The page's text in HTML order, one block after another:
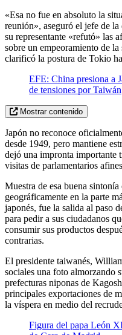
«Esa no fue en absoluto la
reunión», aseguró el jefe de
su representante «refutó» las
sobre un empeoramiento de
clarificó la postura de Tokio
EFE: China presiona a
de tensiones por Taiwán
Mostrar contenido
Japón no reconoce
desde 1949, pero mantiene
dejó una impronta importante
visitas de parlamentarios
Muestra de esa buena
geográficamente en la parte
japonés, fue la salida al paso
para pedir a sus ciudadanos
consumir sus productos
contrarias.
El presidente taiwanés,
sociales una foto almorzando
prefecturas niponas de
principales exportaciones de
la víspera en medio del
Figura del papa León